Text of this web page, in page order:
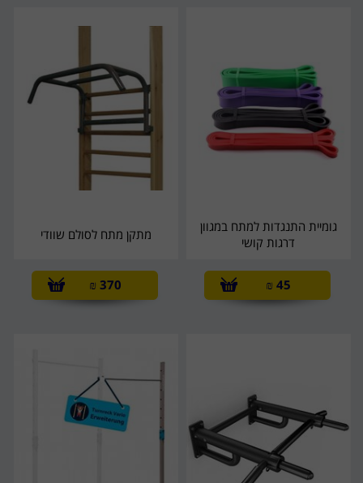
גומיית התנגדות למתח במגוון
דרגות קושי
45
₪
מתקן מתח לסולם שוודי
370
₪